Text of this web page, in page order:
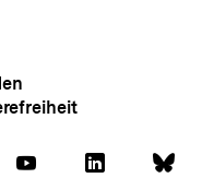
Folgen Folgen